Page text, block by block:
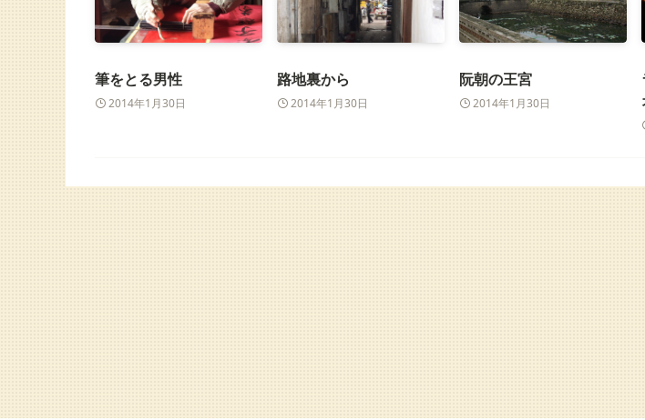
筆をとる男性
2014年1月30日
路地裏から
2014年1月30日
阮朝の王宮
2014年1月30日